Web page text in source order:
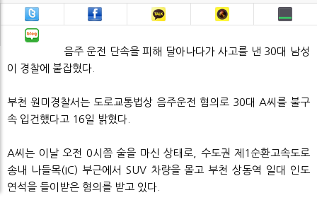
음주 운전 단속을 피해 달아나다가 사고를 낸 30대 남성
이 경찰에 붙잡혔다.
부천 원미경찰서는 도로교통법상 음주운전 혐의로 30대 A씨를 불구
속 입건했다고 16일 밝혔다.
A씨는 이날 오전 0시쯤 술을 마신 상태로, 수도권 제1순환고속도로
송내 나들목(IC) 부근에서 SUV 차량을 몰고 부천 상동역 일대 인도
연석을 들이받은 혐의를 받고 있다.